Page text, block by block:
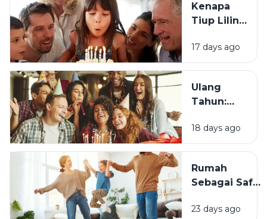
Kenapa
Tiup Lilin
Tradisi
Saat Ulang
17 days ago
Ulang
Tahun:
Momen
Bertambah
Terasa
Istimewa?
18 days ago
Rumah
Sebagai Safe
Mengapa
23 days ago